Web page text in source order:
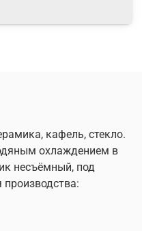
кафель, стекло.
охлаждением в
несъёмный, под